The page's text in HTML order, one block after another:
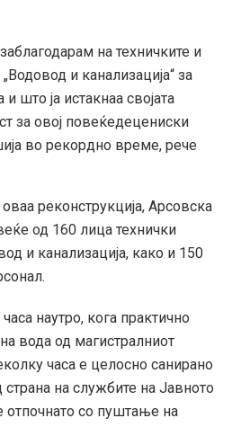
на техничките и
и канализација“ за
што ја истакнаа својата
за овој повеќедецениски
во рекордно време, рече
реконструкција, Арсовска
од 160 лица технички
и канализација, како и 150
наутро, кога практично
вода од магистралниот
часа е целосно санирано
на службите на Јавното
отпочнато со пуштање на